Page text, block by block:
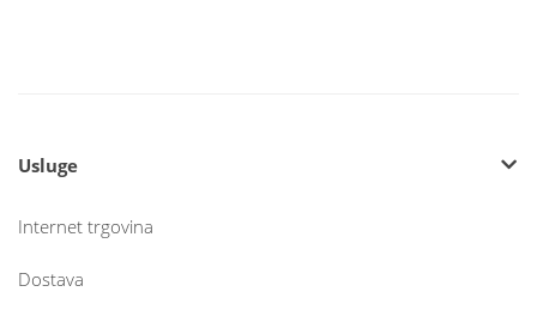
Usluge
Internet trgovina
Dostava